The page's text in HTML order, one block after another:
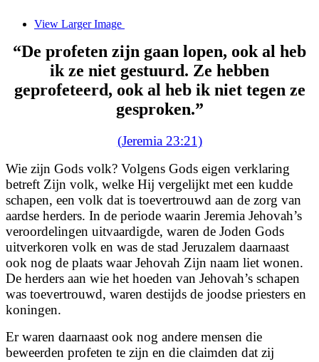
View Larger Image
“De profeten zijn gaan lopen, ook al heb
ik ze niet gestuurd. Ze hebben
geprofeteerd, ook al heb ik niet tegen ze
gesproken.”
(Jeremia 23:21)
Wie zijn Gods volk? Volgens Gods eigen verklaring
betreft Zijn volk, welke Hij vergelijkt met een kudde
schapen, een volk dat is toevertrouwd aan de zorg van
aardse herders. In de periode waarin Jeremia Jehovah’s
veroordelingen uitvaardigde, waren de Joden Gods
uitverkoren volk en was de stad Jeruzalem daarnaast
ook nog de plaats waar Jehovah Zijn naam liet wonen.
De herders aan wie het hoeden van Jehovah’s schapen
was toevertrouwd, waren destijds de joodse priesters en
koningen.
Er waren daarnaast ook nog andere mensen die
beweerden profeten te zijn en die claimden dat zij